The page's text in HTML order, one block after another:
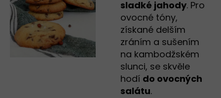
sladké jahody. Pro
ovocné tóny,
získané delším
zráním a sušením
na kambodžském
slunci, se skvěle
hodí do ovocných
salátu.